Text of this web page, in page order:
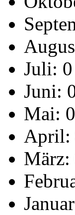
Juli:
Juni:
Mai:
April:
März: